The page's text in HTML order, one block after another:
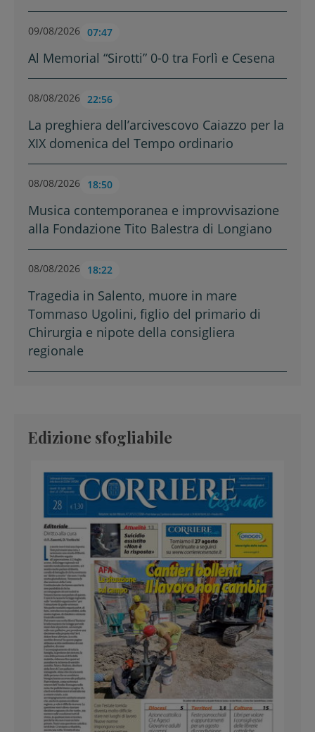
09/08/2026 07:47
Al Memorial “Sirotti” 0-0 tra Forlì e Cesena
08/08/2026 22:56
La preghiera dell’arcivescovo Caiazzo per la
XIX domenica del Tempo ordinario
08/08/2026 18:50
Musica contemporanea e improvvisazione
alla Fondazione Tito Balestra di Longiano
08/08/2026 18:22
Tragedia in Salento, muore in mare
Tommaso Ugolini, figlio del primario di
Chirurgia e nipote della consigliera
regionale
Edizione sfogliabile